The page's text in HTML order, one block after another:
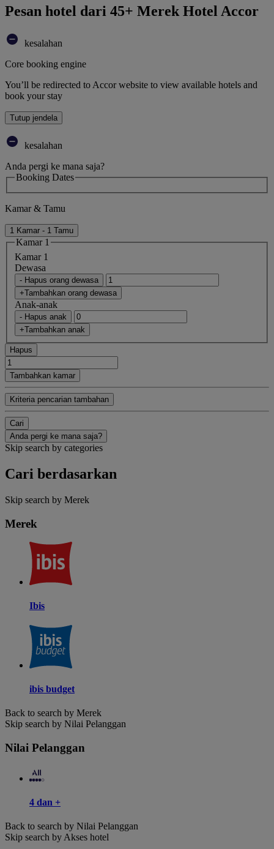
Pesan hotel dari 45+ Merek Hotel Accor
kesalahan
Core booking engine
You’ll be redirected to Accor website to view available hotels and
book your stay
Tutup jendela
kesalahan
Anda pergi ke mana saja?
Booking Dates
Kamar & Tamu
1 Kamar - 1 Tamu
Kamar 1
Kamar 1
Dewasa
- Hapus orang dewasa
+Tambahkan orang dewasa
Anak-anak
- Hapus anak
+Tambahkan anak
Hapus
Tambahkan kamar
Kriteria pencarian tambahan
Cari
Anda pergi ke mana saja?
Skip search by categories
Cari berdasarkan
Skip search by Merek
Merek
Ibis
ibis budget
Back to search by Merek
Skip search by Nilai Pelanggan
Nilai Pelanggan
4 dan +
Back to search by Nilai Pelanggan
Skip search by Akses hotel